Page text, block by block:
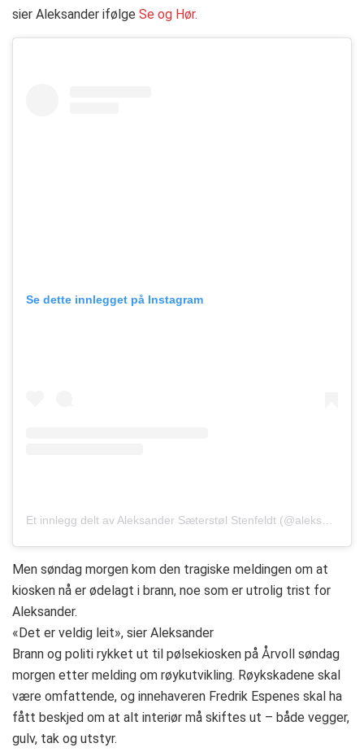
sier Aleksander ifølge Se og Hør.
Se dette innlegget på Instagram
Men søndag morgen kom den tragiske meldingen om at
kiosken nå er ødelagt i brann, noe som er utrolig trist for
Aleksander.
«Det er veldig leit», sier Aleksander
Brann og politi rykket ut til pølsekiosken på Årvoll søndag
morgen etter melding om røykutvikling. Røykskadene skal
være omfattende, og innehaveren Fredrik Espenes skal ha
fått beskjed om at alt interiør må skiftes ut – både vegger,
gulv, tak og utstyr.